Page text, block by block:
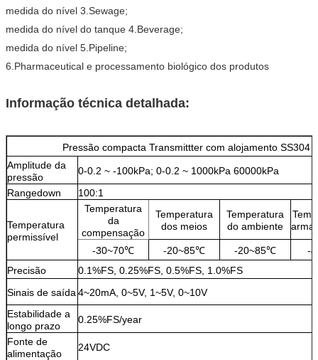
medida do nível 3.Sewage;
medida do nível do tanque 4.Beverage;
medida do nível 5.Pipeline;
6.Pharmaceutical e processamento biológico dos produtos
Informação técnica detalhada:
Pressão compacta Transmittter com alojamento SS304
Amplitude da
pressão
0-0.2 ~ -100kPa; 0-0.2 ~ 1000kPa 60000kPa
Rangedown
100:1
Temperatura
permissível
Temperatura
da
compensação
Temperatura
dos meios
Temperatura
do ambiente
-30~70℃ -20~85℃ -20~85℃
-
Precisão
0.1%FS, 0.25%FS, 0.5%FS, 1.0%FS
Sinais de saída 4~20mA, 0~5V, 1~5V, 0~10V
Estabilidade a
longo prazo
0.25%FS/year
Fonte de
alimentação
24VDC